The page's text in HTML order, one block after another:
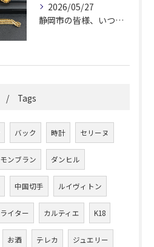
2026/05/27
静岡市の皆様、いつも大変お世話になっております。
Tags
バック 時計 セリーヌ
モンブラン ダンヒル
中国切手 ルイヴィトン
ライター カルティエ K18
お酒 テレカ ジュエリー